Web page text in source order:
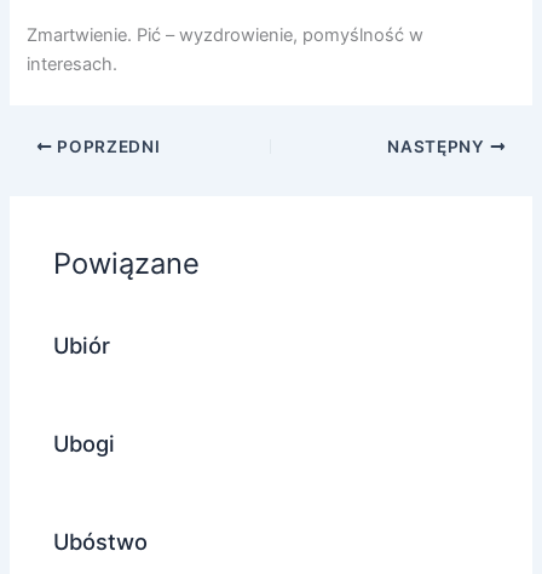
Zmartwienie. Pić – wyzdrowienie, pomyślność w
interesach.
POPRZEDNI NASTĘPNY
Powiązane
Ubiór
Ubogi
Ubóstwo